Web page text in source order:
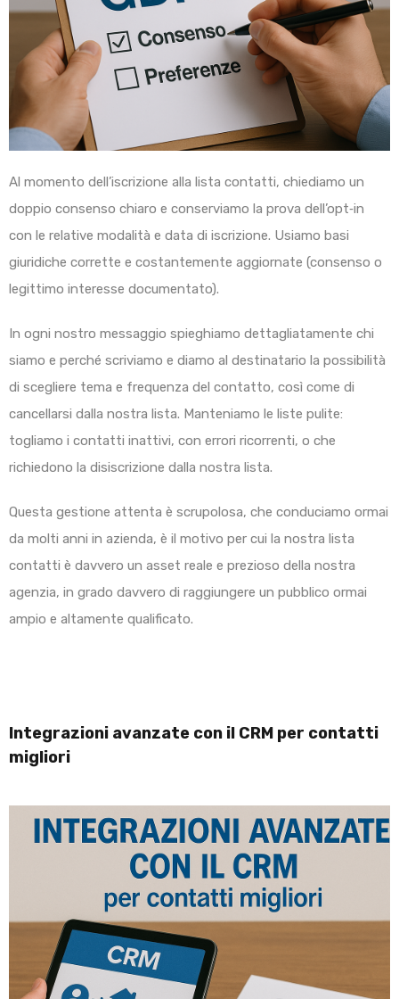
Al momento dell’iscrizione alla lista contatti, chiediamo un
doppio consenso chiaro e conserviamo la prova dell’opt‑in
con le relative modalità e data di iscrizione. Usiamo basi
giuridiche corrette e costantemente aggiornate (consenso o
legittimo interesse documentato).
In ogni nostro messaggio spieghiamo dettagliatamente chi
siamo e perché scriviamo e diamo al destinatario la possibilità
di scegliere tema e frequenza del contatto, così come di
cancellarsi dalla nostra lista. Manteniamo le liste pulite:
togliamo i contatti inattivi, con errori ricorrenti, o che
richiedono la disiscrizione dalla nostra lista.
Questa gestione attenta è scrupolosa, che conduciamo ormai
da molti anni in azienda, è il motivo per cui la nostra lista
contatti è davvero un asset reale e prezioso della nostra
agenzia, in grado davvero di raggiungere un pubblico ormai
ampio e altamente qualificato.
Integrazioni avanzate con il CRM per contatti
migliori